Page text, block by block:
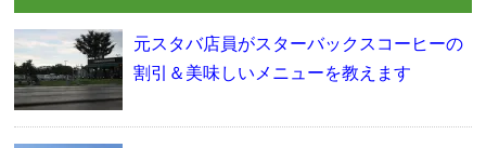
元スタバ店員がスターバックスコーヒーの
割引＆美味しいメニューを教えます